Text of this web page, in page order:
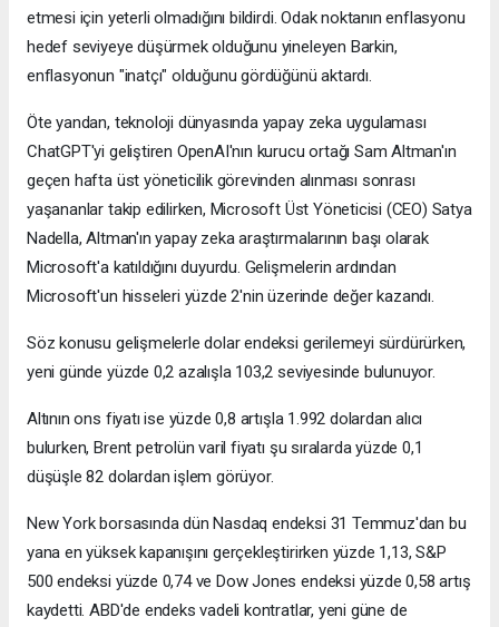
etmesi için yeterli olmadığını bildirdi. Odak noktanın enflasyonu
hedef seviyeye düşürmek olduğunu yineleyen Barkin,
enflasyonun "inatçı" olduğunu gördüğünü aktardı.
Öte yandan, teknoloji dünyasında yapay zeka uygulaması
ChatGPT'yi geliştiren OpenAI'nın kurucu ortağı Sam Altman'ın
geçen hafta üst yöneticilik görevinden alınması sonrası
yaşananlar takip edilirken, Microsoft Üst Yöneticisi (CEO) Satya
Nadella, Altman'ın yapay zeka araştırmalarının başı olarak
Microsoft'a katıldığını duyurdu. Gelişmelerin ardından
Microsoft'un hisseleri yüzde 2'nin üzerinde değer kazandı.
Söz konusu gelişmelerle dolar endeksi gerilemeyi sürdürürken,
yeni günde yüzde 0,2 azalışla 103,2 seviyesinde bulunuyor.
Altının ons fiyatı ise yüzde 0,8 artışla 1.992 dolardan alıcı
bulurken, Brent petrolün varil fiyatı şu sıralarda yüzde 0,1
düşüşle 82 dolardan işlem görüyor.
New York borsasında dün Nasdaq endeksi 31 Temmuz'dan bu
yana en yüksek kapanışını gerçekleştirirken yüzde 1,13, S&P
500 endeksi yüzde 0,74 ve Dow Jones endeksi yüzde 0,58 artış
kaydetti. ABD'de endeks vadeli kontratlar, yeni güne de